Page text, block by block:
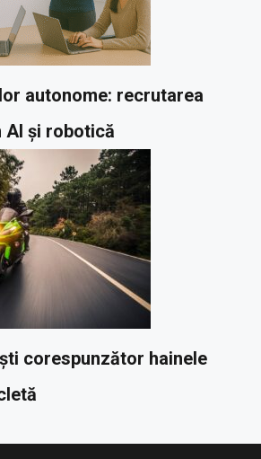
autonome: recrutarea
AI și robotică
corespunzător hainele